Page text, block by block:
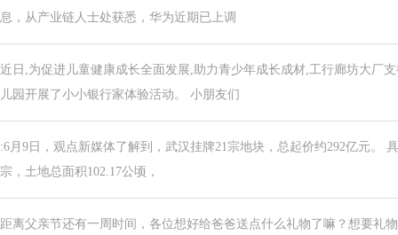
息，从产业链人士处获悉，华为近期已上调
近日,为促进儿童健康成长全面发展,助力青少年成长成材,工行廊坊大厂
儿园开展了小小银行家体验活动。 小朋友们
:6月9日，观点新媒体了解到，武汉挂牌21宗地块，总起价约292亿元。
宗，土地总面积102.17公顷，
距离父亲节还有一周时间，各位想好给爸爸送点什么礼物了嘛？想要礼